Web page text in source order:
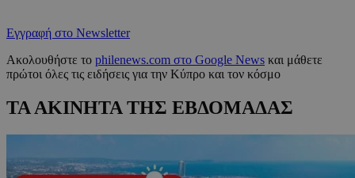
Εγγραφή στο Newsletter
Ακολουθήστε το philenews.com στο Google News και μάθετε
πρώτοι όλες τις ειδήσεις για την Κύπρο και τον κόσμο
ΤΑ ΑΚΙΝΗΤΑ ΤΗΣ ΕΒΔΟΜΑΔΑΣ